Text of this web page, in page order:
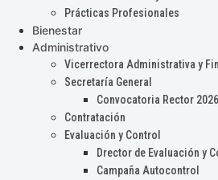
Prácticas Profesionales
Bienestar
Administrativo
Vicerrectora Administrativa y
Secretaría General
Convocatoria Rector
Contratación
Evaluación y Control
Drector de Evaluación y
Campaña Autocontrol